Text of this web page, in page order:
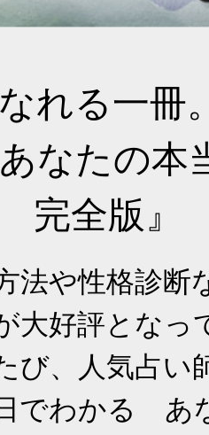
れる一冊
なたの本
全版』
法や性格診断
大好評となっ
び、人気占い
でわかる あ